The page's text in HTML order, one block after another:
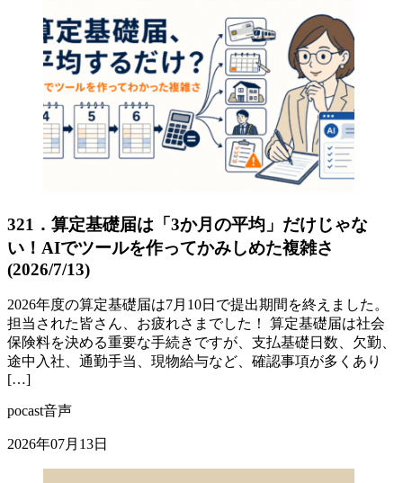
321．算定基礎届は「3か月の平均」だけじゃな
い！AIでツールを作ってかみしめた複雑さ
(2026/7/13)
2026年度の算定基礎届は7月10日で提出期間を終えました。
担当された皆さん、お疲れさまでした！ 算定基礎届は社会
保険料を決める重要な手続きですが、支払基礎日数、欠勤、
途中入社、通勤手当、現物給与など、確認事項が多くあり
[…]
pocast音声
2026年07月13日